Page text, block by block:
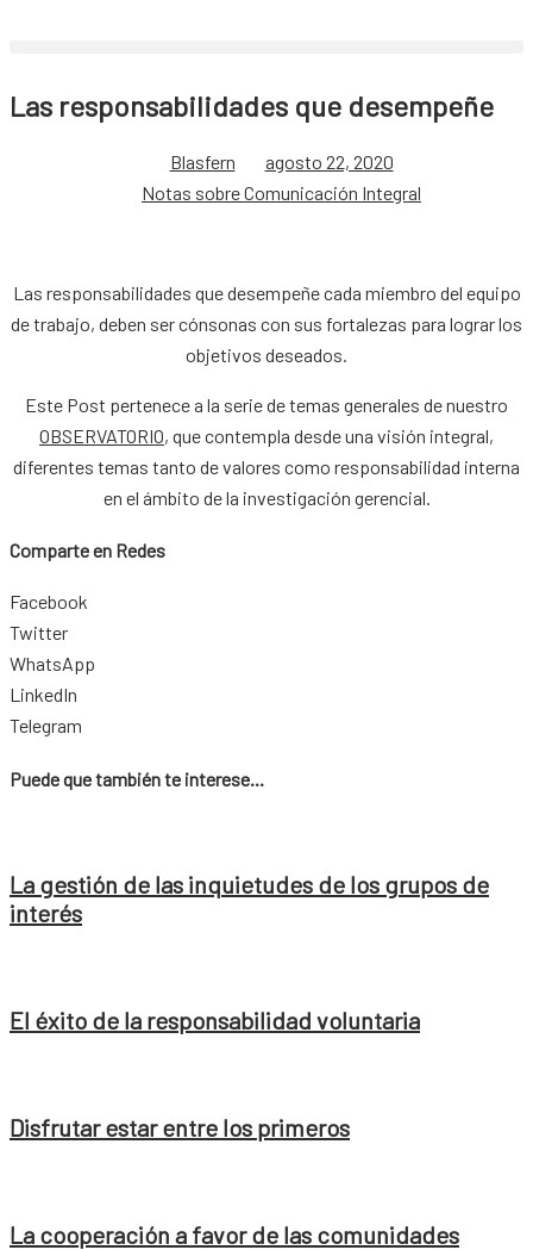
Las responsabilidades que desempeñe
Blasfern
agosto 22, 2020
Notas sobre Comunicación Integral
Las responsabilidades que desempeñe cada miembro del equipo
de trabajo, deben ser cónsonas con sus fortalezas para lograr los
objetivos deseados.
Este Post pertenece a la serie de temas generales de nuestro
OBSERVATORIO, que contempla desde una visión integral,
diferentes temas tanto de valores como responsabilidad interna
en el ámbito de la investigación gerencial.
Comparte en Redes
Facebook
Twitter
WhatsApp
LinkedIn
Telegram
Puede que también te interese...
La gestión de las inquietudes de los grupos de
interés
El éxito de la responsabilidad voluntaria
Disfrutar estar entre los primeros
La cooperación a favor de las comunidades